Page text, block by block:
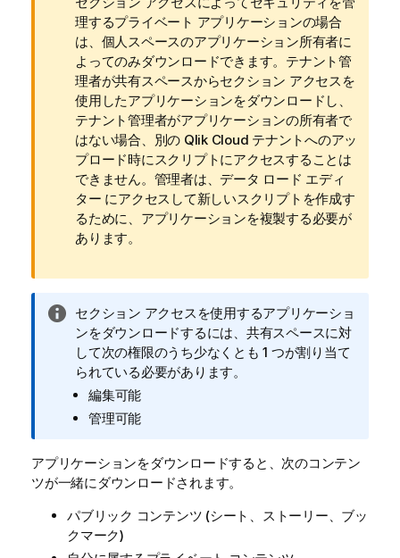
理するプライベート アプリケーションの場合
は、 個人スペースのアプリケーション所有者に
よってのみダウンロードできます。テナント管
理者が共有スペースからセクション アクセスを
使用したアプリケーションをダウンロードし、
テナント管理者がアプリケーションの所有者で
はない場合、別の Qlik Cloud テナントへのアッ
プロード時にスクリプトにアクセスすることは
できません。管理者は、 データ ロード エディ
ター にアクセスして新しいスクリプトを作成す
るために、アプリケーションを複製する必要が
あります。
情
報
メ
モ
セクション アクセスを使用するアプリケーショ
ンをダウンロードするには、共有スペースに対
して次の権限のうち少なくとも 1 つが割り当て
られている必要があります。
編集可能
管理可能
アプリケーションをダウンロードすると、次のコンテン
ツが一緒にダウンロードされます。
パブリック コンテンツ (シート、ストーリー、ブッ
クマーク)